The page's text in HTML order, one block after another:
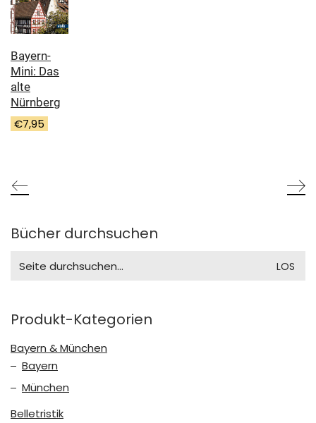
Bayern-
Mini: Das
alte
Nürnberg
€7,95
Bücher durchsuchen
for:
Produkt-Kategorien
Bayern & München
Bayern
München
Belletristik